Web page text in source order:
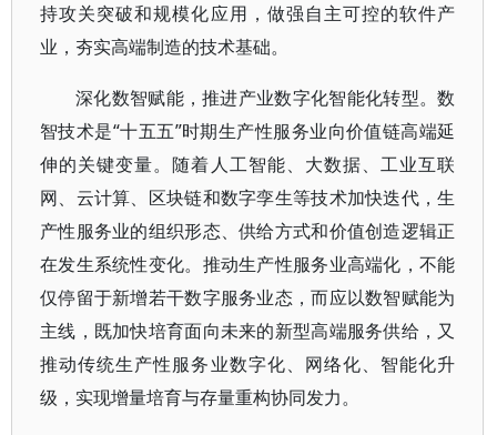
持攻关突破和规模化应用，做强自主可控的软件产
业，夯实高端制造的技术基础。
深化数智赋能，推进产业数字化智能化转型。数
智技术是“十五五”时期生产性服务业向价值链高端延
伸的关键变量。随着人工智能、大数据、工业互联
网、云计算、区块链和数字孪生等技术加快迭代，生
产性服务业的组织形态、供给方式和价值创造逻辑正
在发生系统性变化。推动生产性服务业高端化，不能
仅停留于新增若干数字服务业态，而应以数智赋能为
主线，既加快培育面向未来的新型高端服务供给，又
推动传统生产性服务业数字化、网络化、智能化升
级，实现增量培育与存量重构协同发力。